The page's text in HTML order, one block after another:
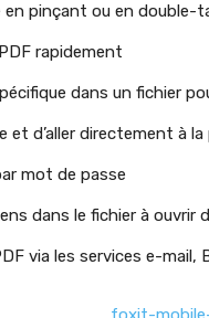
pinçant ou en double-
rapidement
dans un fichier
et d’aller directement à
mot de passe
dans le fichier à ouvrir
via les services e-